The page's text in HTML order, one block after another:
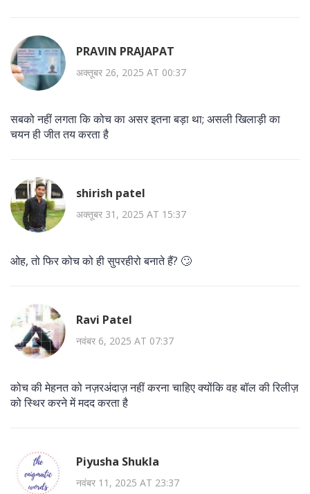
PRAVIN PRAJAPAT
अक्तूबर 26, 2025 AT 00:37
सबको नहीं लगता कि कोच का असर इतना बड़ा था; असली खिलाड़ी का
चयन ही जीत तय करता है
shirish patel
अक्तूबर 31, 2025 AT 15:37
ओह, तो फिर कोच को ही सुपरहीरो बनाते हैं? 🙄
Ravi Patel
नवंबर 6, 2025 AT 07:37
कोच की मेहनत को नज़रअंदाज़ नहीं करना चाहिए क्योंकि वह बॉल की रिलीज़
को स्थिर करने में मदद करता है
Piyusha Shukla
नवंबर 11, 2025 AT 23:37